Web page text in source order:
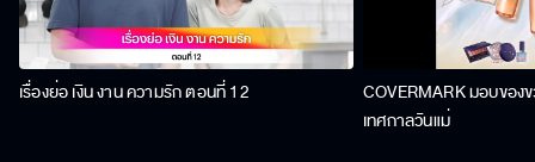
เรื่องย่อ เงิน งาน ความรัก ตอนที่ 12
COVERMARK มอบขอ
เทศกาลวันแม่